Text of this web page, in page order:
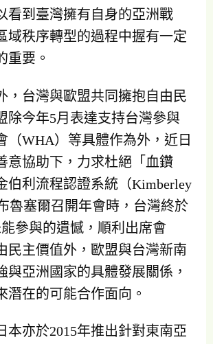
看到臺灣擁有自身的亞洲戰
域秩序轉型的過程中握有一定
重要。
，台灣與歐盟共同擁抱自由民
除今年5月表達支持台灣參與
（WHA）等具體作為外，近日
意協助下，力求杜絕「血鑽
伯利流程認證系統（Kimberley
魯塞爾召開年會時，台灣終於
參與的遺憾，順利出席會
民主價值外，歐盟與台灣新南
與亞洲國家的具體發展關係，
潛在的可能合作面向。
本亦於2015年推出針對東南亞